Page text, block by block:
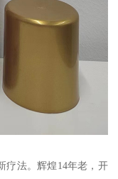
疗法。辉煌14年老，开